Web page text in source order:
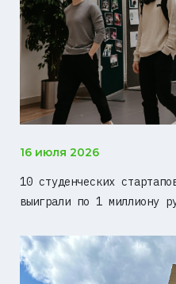
16 июля 2026
10 студенческих
выиграли по 1 миллиону